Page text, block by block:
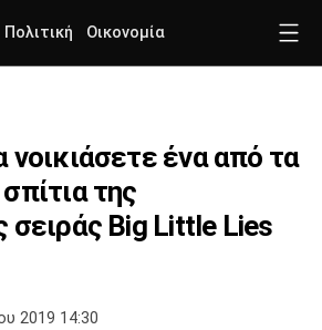
Πολιτική Οικονομία
ένα από τα
της
σειράς Big Little Lies
2019 14:30